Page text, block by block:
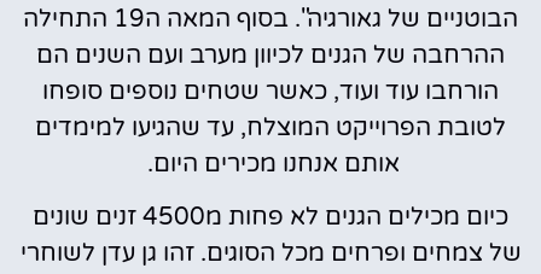
הבוטניים של גאורגיה". בסוף המאה ה19 התחילה
ההרחבה של הגנים לכיוון מערב ועם השנים הם
הורחבו עוד ועוד, כאשר שטחים נוספים סופחו
לטובת הפרוייקט המוצלח, עד שהגיעו למימדים
אותם אנחנו מכירים היום.
כיום מכילים הגנים לא פחות מ4500 זנים שונים
של צמחים ופרחים מכל הסוגים. זהו גן עדן לשוחרי